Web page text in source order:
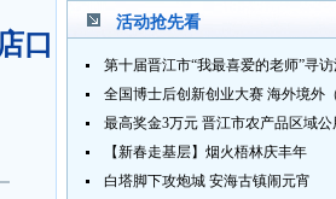
口
活动抢先看
【新春走基层】烟火梧林庆丰年
白塔脚下攻炮城 安海古镇闹元宵